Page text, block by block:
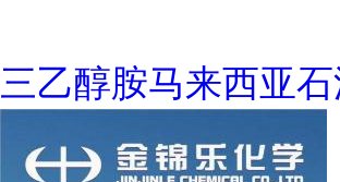
三乙醇胺马来西亚